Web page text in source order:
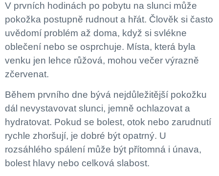
V prvních hodinách po pobytu na slunci může
pokožka postupně rudnout a hřát. Člověk si často
uvědomí problém až doma, když si svlékne
oblečení nebo se osprchuje. Místa, která byla
venku jen lehce růžová, mohou večer výrazně
zčervenat.
Během prvního dne bývá nejdůležitější pokožku
dál nevystavovat slunci, jemně ochlazovat a
hydratovat. Pokud se bolest, otok nebo zarudnutí
rychle zhoršují, je dobré být opatrný. U
rozsáhlého spálení může být přítomná i únava,
bolest hlavy nebo celková slabost.